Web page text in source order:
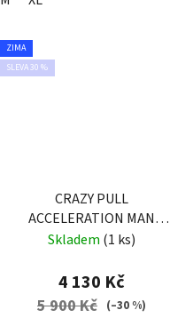
ZIMA
SLEVA 30 %
CRAZY PULL
ACCELERATION MAN
LIKEN
Skladem (1 ks)
4 130 Kč
5 900 Kč (–30 %)